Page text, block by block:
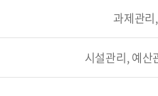
과제관
시설관리, 예산